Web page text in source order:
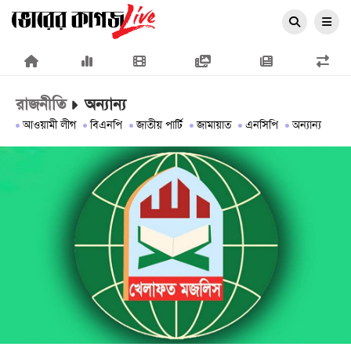
×
আন্তর্জাতিক
রাজনীতি অন্যান্য
আওয়ামী লীগ বিএনপি জাতীয় পার্টি জামায়াত এনসিপি অন্যান্য